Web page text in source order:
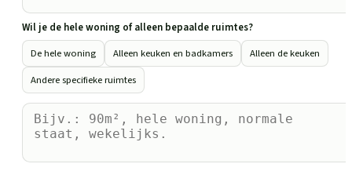
Wil je de hele woning of alleen bepaalde ruimtes?
De hele woning
Alleen keuken en badkamers
Alleen de keuken
Andere specifieke ruimtes